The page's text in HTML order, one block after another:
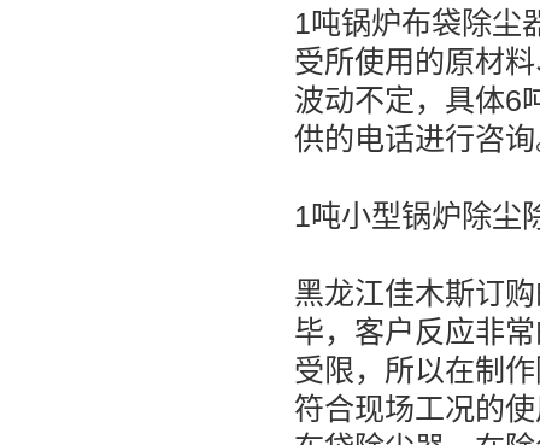
1吨锅炉布袋除尘
受所使用的原材
波动不定，具体6
供的电话进行咨
1吨小型锅炉除尘
黑龙江佳木斯订
毕，客户反应非
受限，所以在制
符合现场工况的